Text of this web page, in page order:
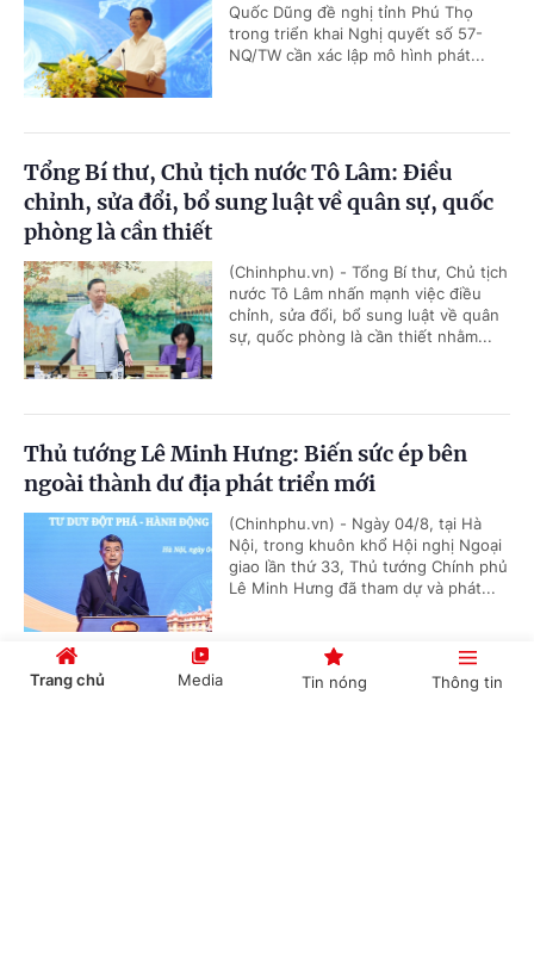
Quốc Dũng đề nghị tỉnh Phú Thọ
trong triển khai Nghị quyết số 57-
NQ/TW cần xác lập mô hình phát...
Tổng Bí thư, Chủ tịch nước Tô Lâm: Điều
chỉnh, sửa đổi, bổ sung luật về quân sự, quốc
phòng là cần thiết
(Chinhphu.vn) - Tổng Bí thư, Chủ tịch
nước Tô Lâm nhấn mạnh việc điều
chỉnh, sửa đổi, bổ sung luật về quân
sự, quốc phòng là cần thiết nhằm...
Thủ tướng Lê Minh Hưng: Biến sức ép bên
ngoài thành dư địa phát triển mới
(Chinhphu.vn) - Ngày 04/8, tại Hà
Nội, trong khuôn khổ Hội nghị Ngoại
giao lần thứ 33, Thủ tướng Chính phủ
Lê Minh Hưng đã tham dự và phát...
Trang chủ Media Tin nóng Thông tin